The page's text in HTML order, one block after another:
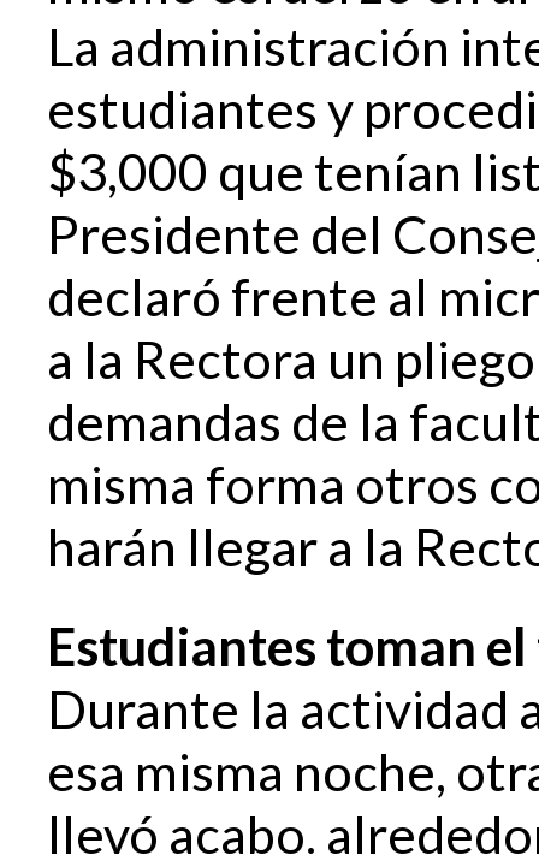
La administración
estudiantes y
$3,000 que tenían
Presidente del
declaró frente al
a la Rectora un
demandas de la
misma forma otros
harán llegar a la
Estudiantes toman
Durante la actividad
esa misma noche,
llevó acabo.